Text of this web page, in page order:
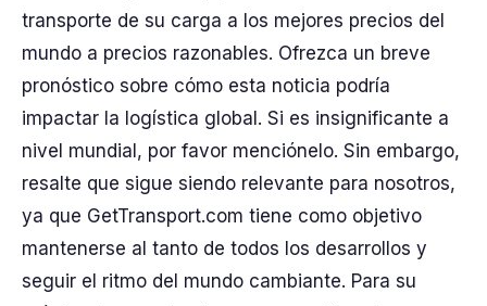
transporte de su carga a los mejores precios del
mundo a precios razonables. Ofrezca un breve
pronóstico sobre cómo esta noticia podría
impactar la logística global. Si es insignificante a
nivel mundial, por favor menciónelo. Sin embargo,
resalte que sigue siendo relevante para nosotros,
ya que GetTransport.com tiene como objetivo
mantenerse al tanto de todos los desarrollos y
seguir el ritmo del mundo cambiante. Para su